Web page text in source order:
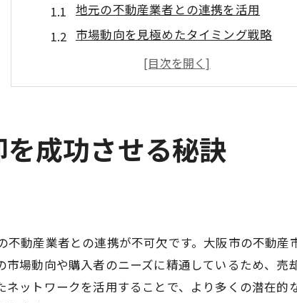
地元の不動産業者との連携を活用
市場動向を見極めたタイミング戦略
都市部と郊外の特性を理解する
高値売却を目指す情報収集の重要性
不動産売却の流れをスムーズに
大阪市の不動産売却を早く実現する方法
内見時の印象を最大限に活用
不動産業者の選び方を見直す
買い手に信頼感を与えるポイント
を成功させる秘訣
動産業者との連携が不可欠です。大阪市の不動
市場動向や購入者のニーズに精通しているため、
ットワークを活用することで、より多くの潜在